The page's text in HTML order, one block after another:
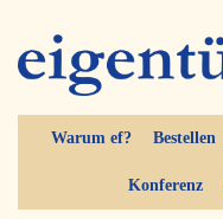
Warum ef? Bestellen
Konferenz